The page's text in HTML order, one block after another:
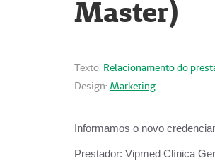
Master)
Texto: Relacionamento do
Design: Marketing
Informamos o novo
Prestador: Vipmed Clínica